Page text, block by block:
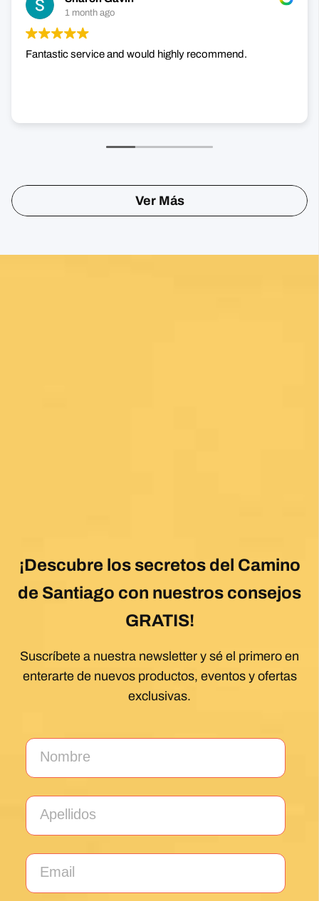
1 month ago
Fantastic service and would highly recommend.
Ver Más
¡Descubre los secretos del Camino
de Santiago con nuestros consejos
GRATIS!
Suscríbete a nuestra newsletter y sé el primero en
enterarte de nuevos productos, eventos y ofertas
exclusivas.